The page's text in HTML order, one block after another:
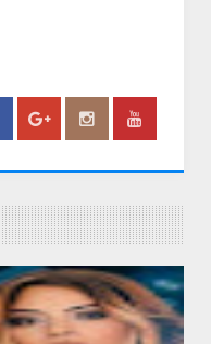
MIGHT BE LOOKING FOR